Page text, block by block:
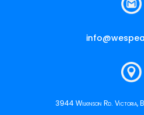
3944 Wilkinson Rd. Victoria,